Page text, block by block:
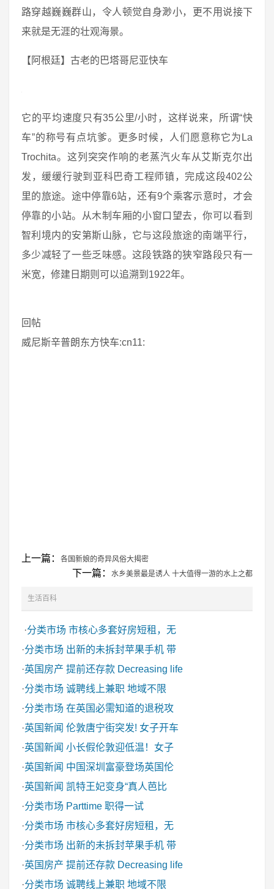
路穿越巍巍群山，令人顿觉自身渺小，更不用说接下
来就是无涯的壮观海景。
【阿根廷】古老的巴塔哥尼亚快车
它的平均速度只有35公里/小时，这样说来，所谓“快
车”的称号有点坑爹。更多时候，人们愿意称它为La
Trochita。这列突突作响的老蒸汽火车从艾斯克尔出
发，缓缓行驶到亚科巴奇工程师镇，完成这段402公
里的旅途。途中停靠6站，还有9个乘客示意时，才会
停靠的小站。从木制车厢的小窗口望去，你可以看到
智利境内的安第斯山脉，它与这段旅途的南端平行，
多少减轻了一些乏味感。这段铁路的狭窄路段只有一
米宽，修建日期则可以追溯到1922年。
回帖
威尼斯辛普朗东方快车:cn11:
上一篇： 各国新娘的奇异风俗大揭密
下一篇： 水乡美景最是诱人 十大值得一游的水上之都
生活百科
·分类市场 市核心多套好房短租，无
·分类市场 出新的未拆封苹果手机 带
·英国房产 提前还存款 Decreasing life
·分类市场 诚聘线上兼职 地域不限
·分类市场 在英国必需知道的退税攻
·英国新闻 伦敦唐宁街突发! 女子开车
·英国新闻 小长假伦敦迎低温！女子
·英国新闻 中国深圳富豪登场英国伦
·英国新闻 凯特王妃变身“真人芭比
·分类市场 Parttime 职得一试
·分类市场 市核心多套好房短租，无
·分类市场 出新的未拆封苹果手机 带
·英国房产 提前还存款 Decreasing life
·分类市场 诚聘线上兼职 地域不限